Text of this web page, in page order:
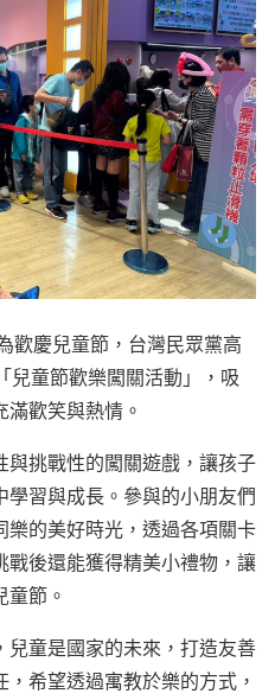
歡慶兒童節，台灣民眾黨高
兒童節歡樂闖關活動」，吸
歡笑與熱情。
與挑戰性的闖關遊戲，讓孩子
習與成長。參與的小朋友們
的美好時光，透過各項關卡
戰後還能獲得精美小禮物，讓
節。
兒童是國家的未來，打造友善
希望透過寓教於樂的方式，